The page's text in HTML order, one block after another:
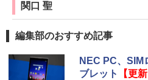
関口 聖
編集部のおすすめ記事
NEC PC、SIM
ブレット
【更新